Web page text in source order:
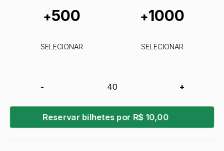
+500
SELECIONAR
+1000
SELECIONAR
- +
Reservar bilhetes por R$ 10,00